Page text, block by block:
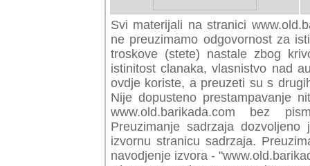
Svi materijali na stranici
preuzimamo odgovornost za
troskove (stete) nastale zbog
istinitost clanaka, vlasnistvo nad
ovdje koriste, a preuzeti su s
Nije dopusteno prestampavanje
www.old.barikada.com bez
Preuzimanje sadrzaja
izvornu stranicu sadrzaja.
navodjenje izvora -